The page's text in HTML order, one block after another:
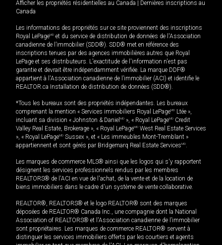
Afficher les propriétés résidentielles au Canada
Dernières inscriptions au
Canada
Les informations des propriétés sur ce site proviennent des inscriptions
Royal LePageMD et du service de distribution de données de l'Association
canadienne de l’immobilier (SDD®). SDD® met en référence des
inscriptions tenues par des agences immobilières autres que Royal
LePage et ses distributeurs. L'exactitude de l'information n'est pas
garantie et devrait être indépendamment vérifiée. La marque DDF®
appartient à l'Association canadienne de l’immobilier (ACI) et identifie le
REALTOR.ca Installation de distribution de données (SDD®).
*Tous les bureaux sont des propriétés indépendantes. Les bureaux
comprenant la mention « Services immobiliers Royal LePageMD Ltée »,
incluant sa division « Johnston & Daniel MD », « Royal LePageMD Credit
Valley Real Estate, Brokerage », « Royal LePageMD West Real Estate Services
», « Royal LePageMD Sussex », et « Les immeubles Mont-Tremblant »
appartiennent et sont gérés par Bridgemarq Real Estate ServicesMD.
Les marques de commerce MLS® ainsi que les logos qui s'y rapportent
désignent les services professionnels rendus par les membres
REALTORS® de l'ACI en vue de l'achat, de la vente et de la location de
biens immobiliers dans le cadre d'un système de vente collaborative.
REALTOR®, REALTORS® et le logo REALTOR® sont des marques
déposées de REALTOR® Canada Inc., une compagnie dont la National
Association of REALTORS® et l'Association canadienne de l’immobilier
sont propriétaires. Les marques de commerce REALTOR® servent à
distinguer les services immobiliers offerts par les courtiers et agents